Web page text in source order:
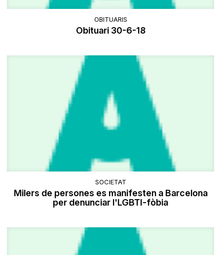
OBITUARIS
Obituari 30-6-18
SOCIETAT
Milers de persones es manifesten a Barcelona
per denunciar l'LGBTI-fòbia